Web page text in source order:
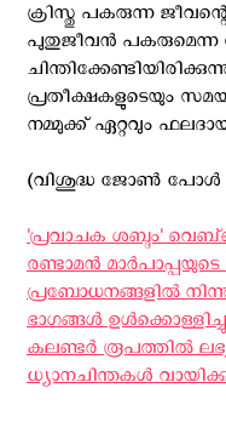
ക്രിസ്തു പകരുന്ന
പുതുജീവൻ പകരുമെന്ന
പ്രതീക്ഷകളുടെയും
നമ്മുക്ക് ഏറ്റവും
(വിശുദ്ധ ജോൺ പോള്‍
'പ്രവാചക ശബ്ദം'
രണ്ടാമന്‍
പ്രബോധനങ്ങളില്‍
ഭാഗങ്ങള്‍
കലണ്ടര്‍ രൂപത്തില്‍
ധ്യാനചിന്തകള്‍